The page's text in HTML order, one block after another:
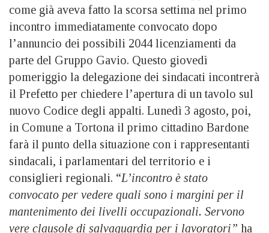
come già aveva fatto la scorsa settima nel primo
incontro immediatamente convocato dopo
l’annuncio dei possibili 2044 licenziamenti da
parte del Gruppo Gavio. Questo giovedì
pomeriggio la delegazione dei sindacati incontrerà
il Prefetto per chiedere l’apertura di un tavolo sul
nuovo Codice degli appalti. Lunedì 3 agosto, poi,
in Comune a Tortona il primo cittadino Bardone
farà il punto della situazione con i rappresentanti
sindacali, i parlamentari del territorio e i
consiglieri regionali. “L’incontro è stato
convocato per vedere quali sono i margini per il
mantenimento dei livelli occupazionali. Servono
vere clausole di salvaguardia per i lavoratori” ha